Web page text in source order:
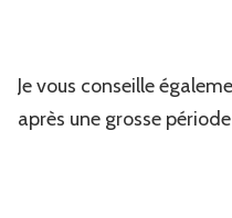
Je vous conseille
après une grosse